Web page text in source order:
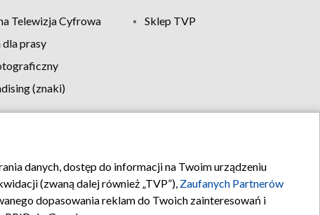
Telewizja Cyfrowa
Sklep TVP
prasy
(znaki)
Kontakt
danych, dostęp do informacji na Twoim urządzeniu
(zwaną dalej również „TVP”), Zaufanych Partnerów
dopasowania reklam do Twoich zainteresowań i